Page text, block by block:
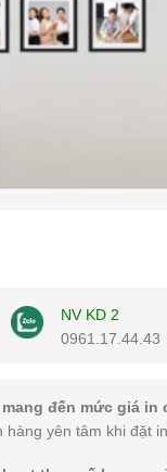
NV KD 2
0961.17.44.43
đến mức giá in
hàng yên tâm khi đặt